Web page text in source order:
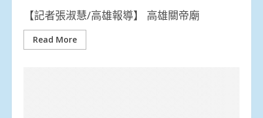
【記者張淑慧/高雄報導】 高雄關帝廟
Read More